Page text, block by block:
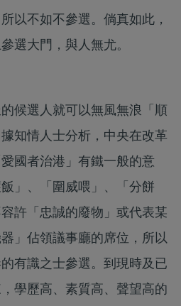
以不如不參選。倘真如此，
選大門，與人無尤。
候選人就可以無風無浪「順
知情人士分析，中央在改革
國者治港」有鐵一般的意
」、「圍威喂」、「分餅
許「忠誠的廢物」或代表某
」佔領議事廳的席位，所以
有識之士參選。到現時及已
學歷高、素質高、聲望高的